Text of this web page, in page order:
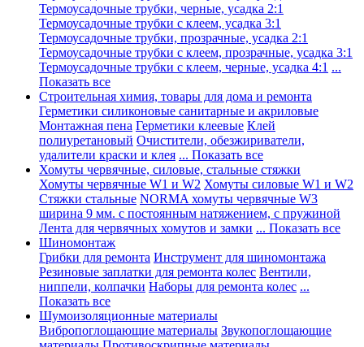
Термоусадочные трубки, черные, усадка 2:1
Термоусадочные трубки с клеем, усадка 3:1
Термоусадочные трубки, прозрачные, усадка 2:1
Термоусадочные трубки с клеем, прозрачные, усадка 3:1
Термоусадочные трубки с клеем, черные, усадка 4:1 ...
Показать все
Строительная химия, товары для дома и ремонта
Герметики силиконовые санитарные и акриловые
Монтажная пена Герметики клеевые Клей
полиуретановый Очистители, обезжириватели,
удалители краски и клея ... Показать все
Хомуты червячные, силовые, стальные стяжки
Хомуты червячные W1 и W2 Хомуты силовые W1 и W2
Стяжки стальные NORMA хомуты червячные W3
ширина 9 мм. с постоянным натяжением, с пружиной
Лента для червячных хомутов и замки ... Показать все
Шиномонтаж
Грибки для ремонта Инструмент для шиномонтажа
Резиновые заплатки для ремонта колес Вентили,
ниппели, колпачки Наборы для ремонта колес ...
Показать все
Шумоизоляционные материалы
Вибропоглощающие материалы Звукопоглощающие